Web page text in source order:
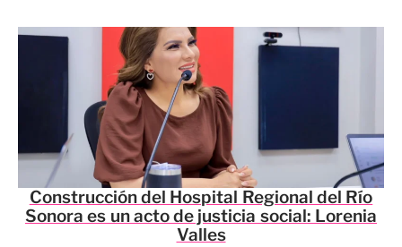
Construcción del Hospital Regional del Río
Sonora es un acto de justicia social: Lorenia
Valles